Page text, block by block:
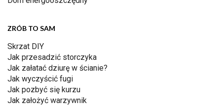
ZRÓB TO SAM
Skrzat DIY
Jak przesadzić storczyka
Jak załatać dziurę w ścianie?
Jak wyczyścić fugi
Jak pozbyć się kurzu
Jak założyć warzywnik